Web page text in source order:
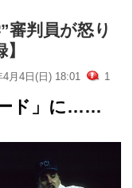
審判員が怒り
4月4日(日) 18:01 1
ード」に……